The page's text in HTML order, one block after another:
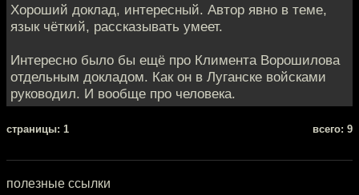
Хороший доклад, интересный. Автор явно в теме,
язык чёткий, рассказывать умеет.
Интересно было бы ещё про Климента Ворошилова
отдельным докладом. Как он в Луганске войсками
руководил. И вообще про человека.
cтраницы: 1 всего: 9
полезные ссылки